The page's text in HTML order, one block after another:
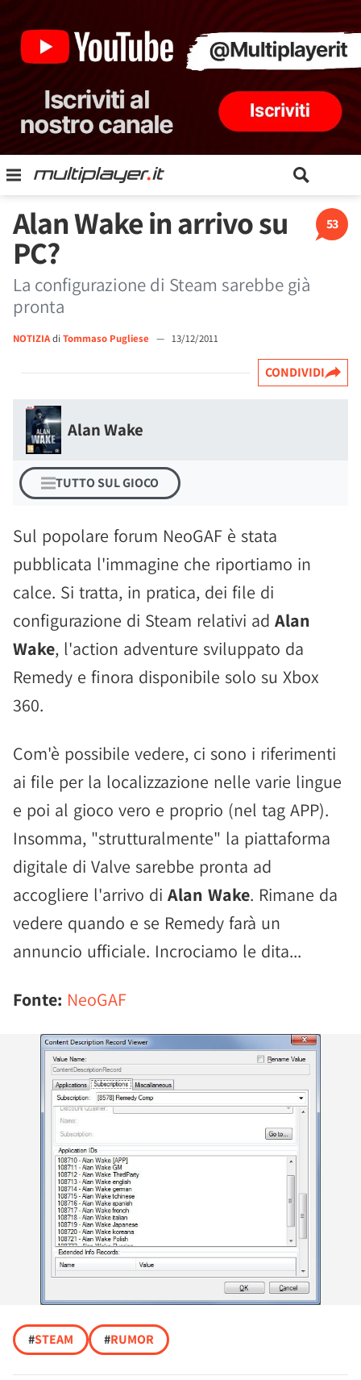
53
Alan Wake in arrivo su
PC?
La configurazione di Steam sarebbe già
pronta
NOTIZIAdi Tommaso Pugliese — 13/12/2011
CONDIVIDI
Alan Wake
TUTTO SUL GIOCO
Sul popolare forum NeoGAF è stata
pubblicata l'immagine che riportiamo in
calce. Si tratta, in pratica, dei file di
configurazione di Steam relativi ad Alan
Wake, l'action adventure sviluppato da
Remedy e finora disponibile solo su Xbox
360.
Com'è possibile vedere, ci sono i riferimenti
ai file per la localizzazione nelle varie lingue
e poi al gioco vero e proprio (nel tag APP).
Insomma, "strutturalmente" la piattaforma
digitale di Valve sarebbe pronta ad
accogliere l'arrivo di Alan Wake. Rimane da
vedere quando e se Remedy farà un
annuncio ufficiale. Incrociamo le dita...
Fonte: NeoGAF
#STEAM #RUMOR